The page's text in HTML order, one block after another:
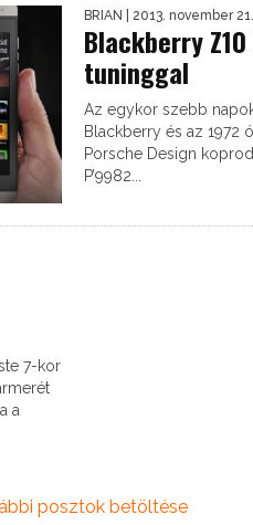
BRIAN | 2013. november
Blackberry
tuninggal
Az egykor szebb
Blackberry és az 1972
Porsche Design
P’9982...
7-kor
a
posztok betöltése